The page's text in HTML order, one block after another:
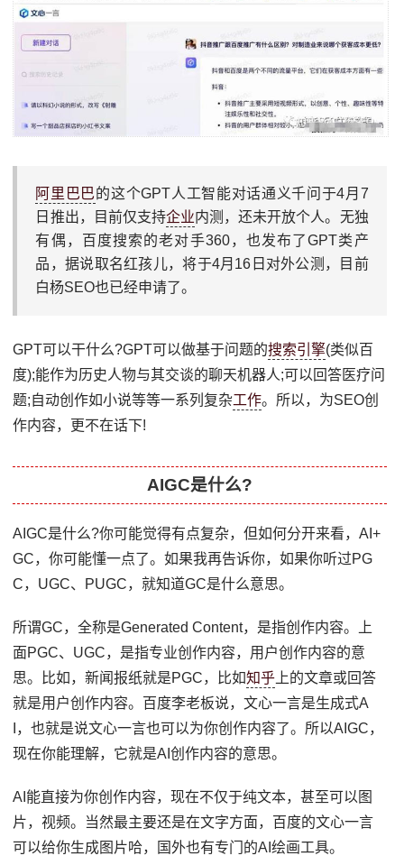
阿里巴巴 的这个GPT人工智能对话通义千问于4月7
日推出，目前仅支持企业内测，还未开放个人。无独
有偶，百度搜索的老对手360，也发布了GPT类产
品，据说取名红孩儿，将于4月16日对外公测，目前
白杨SEO也已经申请了。
GPT可以干什么?GPT可以做基于问题的搜索引擎(类似百
度);能作为历史人物与其交谈的聊天机器人;可以回答医疗问
题;自动创作如小说等等一系列复杂工作。所以，为SEO创
作内容，更不在话下!
AIGC是什么?
AIGC是什么?你可能觉得有点复杂，但如何分开来看，AI+
GC，你可能懂一点了。如果我再告诉你，如果你听过PG
C，UGC、PUGC，就知道GC是什么意思。
所谓GC，全称是Generated Content，是指创作内容。上
面PGC、UGC，是指专业创作内容，用户创作内容的意
思。比如，新闻报纸就是PGC，比如知乎上的文章或回答
就是用户创作内容。百度李老板说，文心一言是生成式A
I，也就是说文心一言也可以为你创作内容了。所以AIGC，
现在你能理解，它就是AI创作内容的意思。
AI能直接为你创作内容，现在不仅于纯文本，甚至可以图
片，视频。当然最主要还是在文字方面，百度的文心一言
可以给你生成图片哈，国外也有专门的AI绘画工具。